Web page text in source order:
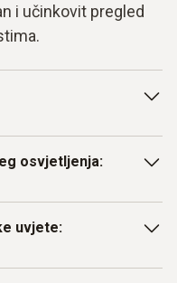
i učinkovit pregled
cijevi i postizanje čak i
osvjetljenja:
izvrsnu vidljivost
uvjete: